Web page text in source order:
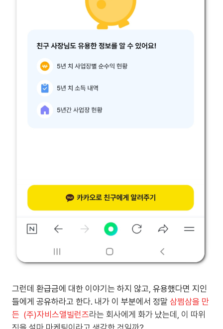
그런데 환급금에 대한 이야기는 하지 않고, 유용했다면 지인
들에게 공유하라고 한다. 내가 이 부분에서 정말 삼쩜삼을 만
든 (주)자비스앨빌런즈라는 회사에게 화가 났는데, 이 따위